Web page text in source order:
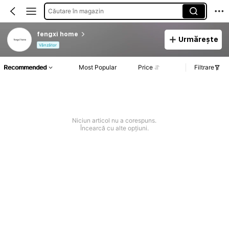
Căutare în magazin
fengxi home
Vânzător
Urmărește
Recommended Most Popular Price Filtrare
Niciun articol nu a corespuns.
Încearcă cu alte opțiuni.